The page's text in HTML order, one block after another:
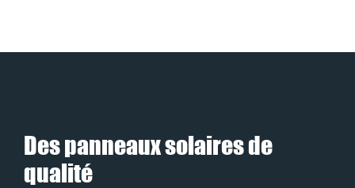
Des panneaux solaires de
qualité